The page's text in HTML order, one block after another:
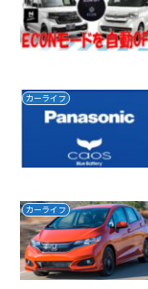
カーライフ
カーライフ